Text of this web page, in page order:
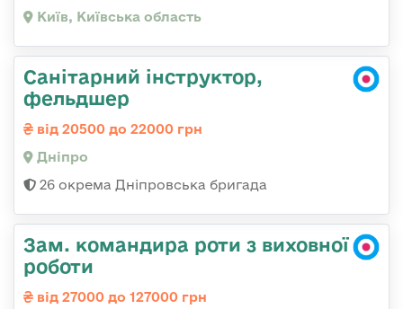
Київ, Київська область
Санітарний інструктор,
фельдшер
від 20500 до 22000 грн
Дніпро
26 окрема Дніпровська бригада
Зам. командира роти з виховної
роботи
від 27000 до 127000 грн